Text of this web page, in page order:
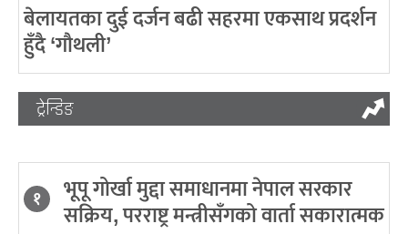
बेलायतका दुई दर्जन बढी सहरमा एकसाथ प्रदर्शन
हुँदै ‘गौथली’
ट्रेन्डिङ
१ भूपू गोर्खा मुद्दा समाधानमा नेपाल सरकार
सक्रिय, परराष्ट्र मन्त्रीसँगको वार्ता सकारात्मक